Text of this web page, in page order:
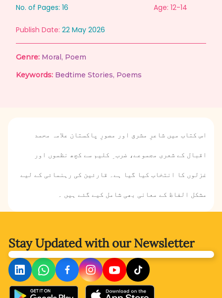
No. of Pages: 16 Age: 12-14
Publish Date: 22 May 2026
Genre: Moral, Poem
Keywords: Bedtime Stories, Poems
اس کتاب میں شاعرِ مشرق اور مصورِ پاکستان علامہ محمد
اقبال کے شعری مجموعے، ضرب ِ کلیم سے کچھ نظموں اور
غزلوں کا انتخاب کیا گیا ہے۔ قارئین کی رہنمائی کے لیے
مشکل الفاظ کے معانی بھی شامل کیے گئے ہیں ۔
Stay Updated withour Newsletter